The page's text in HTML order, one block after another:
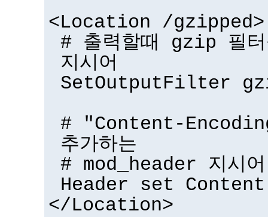
<Location /gzipped>
# 출력할때 gzip 필
지시어
SetOutputFilter
# "Content-
추가하는
# mod_header 지시어
Header set
</Location>